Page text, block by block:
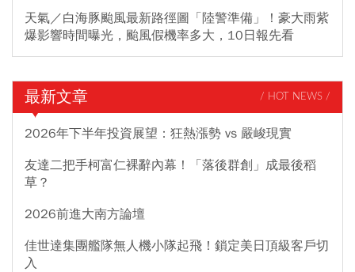
天氣／白海豚颱風最新路徑圖「陸警準備」！豪大雨紫
爆影響時間曝光，颱風假機率多大，10日報先看
最新文章 / HOT NEWS /
2026年下半年投資展望：狂熱漲勢 vs 嚴峻現實
友達二把手柯富仁裸辭內幕！「落後群創」成最後稻
草？
2026前進大南方論壇
佳世達集團艦隊無人機小隊起飛！鎖定美日頂級客戶切
入